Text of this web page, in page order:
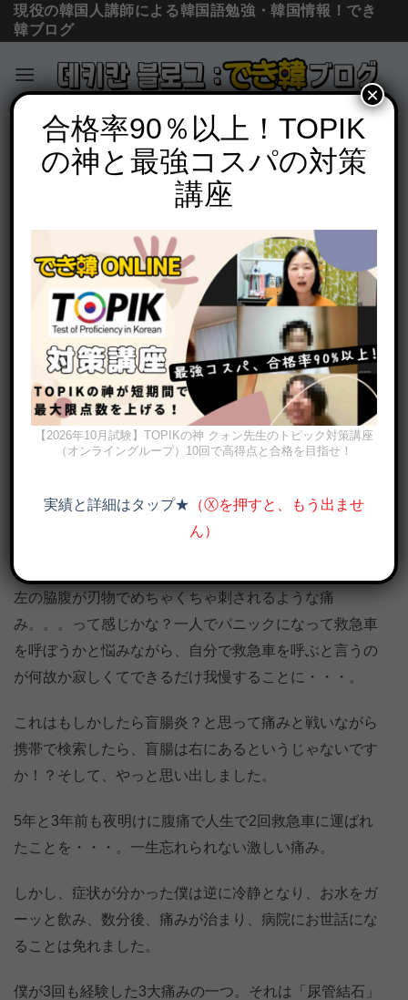
Skip
content
現役の韓国人講師による韓国語勉強・韓国情報！でき
韓ブログ
コラム＆ニュース
日本在住 韓国人の日記「みなさんは人間
の3大痛みをご存知ですか？」
POSTED ON2015年10月18日 BY でき韓 パク先生
タイトル通りですが、みなさんは人間の3大痛みをご存
知ですか？
僕はその痛みの中の一つを3回も経験しています。5年前
と3年前に救急車に運ばれて以来、なんと3回目が一昨日
の夜明けに襲ってきたんです。
ことに今まで病院にお世話になることはなかったんです
が、一昨日の夜明け、激しい腹痛で目が覚めちゃったん
左の脇腹が刃物でめちゃくちゃ刺されるような痛
み。。。って感じかな？一人でパニックになって救急車
を呼ぼうかと悩みながら、自分で救急車を呼ぶと言うの
が何故か寂しくてできるだけ我慢することに・・・。
これはもしかしたら盲腸炎？と思って痛みと戦いながら
携帯で検索したら、盲腸は右にあるというじゃないです
か！？そして、やっと思い出しました。
5年と3年前も夜明けに腹痛で人生で2回救急車に運ばれ
たことを・・・。一生忘れられない激しい痛み。
しかし、症状が分かった僕は逆に冷静となり、お水をガ
ーッと飲み、数分後、痛みが治まり、病院にお世話にな
ることは免れました。
僕が3回も経験した3大痛みの一つ。それは「尿管結石」
合格率90％以上！TOPIK
の神と最強コスパの対策
講座
【2026年10月試験】TOPIKの神 クォン先生のトピック対策講座
（オンライングループ）10回で高得点と合格を目指せ！
実績と詳細はタップ★ （Ⓧを押すと、もう出ませ
ん）
×